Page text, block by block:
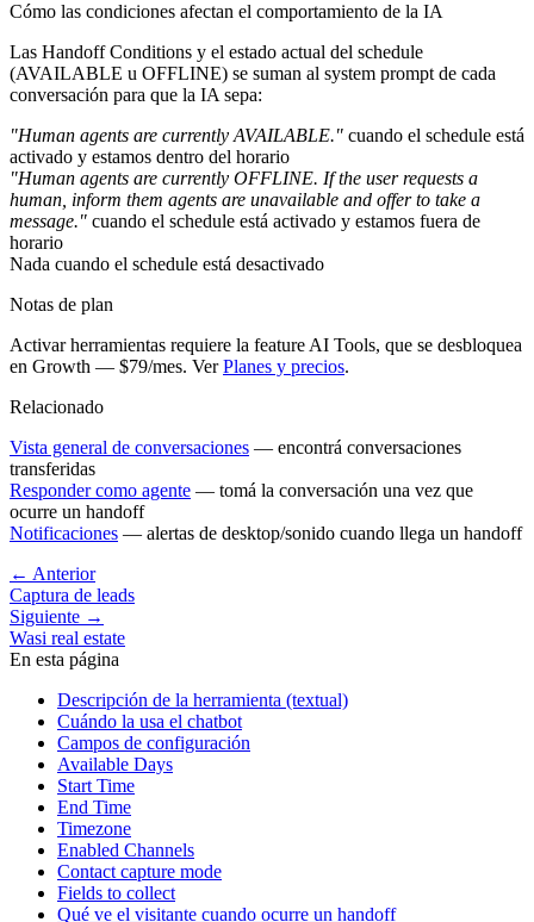
Cómo las condiciones afectan el comportamiento de la IA
Las Handoff Conditions y el estado actual del schedule
(AVAILABLE u OFFLINE) se suman al system prompt de cada
conversación para que la IA sepa:
"Human agents are currently AVAILABLE." cuando el schedule está
activado y estamos dentro del horario
"Human agents are currently OFFLINE. If the user requests a
human, inform them agents are unavailable and offer to take a
message." cuando el schedule está activado y estamos fuera de
horario
Nada cuando el schedule está desactivado
Notas de plan
Activar herramientas requiere la feature AI Tools, que se desbloquea
en Growth — $79/mes. VerPlanes y precios.
Relacionado
Vista general de conversaciones — encontrá conversaciones
transferidas
Responder como agente — tomá la conversación una vez que
ocurre un handoff
Notificaciones — alertas de desktop/sonido cuando llega un handoff
← Anterior
Captura de leads
Siguiente →
Wasi real estate
En esta página
Descripción de la herramienta (textual)
Cuándo la usa el chatbot
Campos de configuración
Available Days
Start Time
End Time
Timezone
Enabled Channels
Contact capture mode
Fields to collect
Qué ve el visitante cuando ocurre un handoff